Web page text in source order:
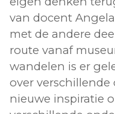
van docent
met de andere
route vanaf
wandelen is er
over verschillende
nieuwe inspiratie